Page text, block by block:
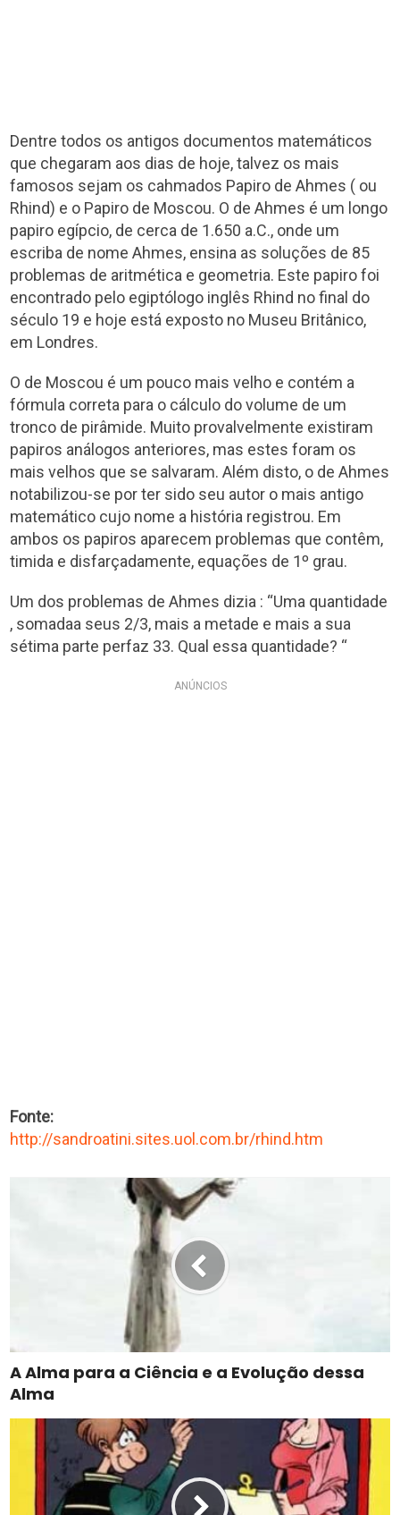
Dentre todos os antigos documentos matemáticos
que chegaram aos dias de hoje, talvez os mais
famosos sejam os cahmados Papiro de Ahmes ( ou
Rhind) e o Papiro de Moscou. O de Ahmes é um longo
papiro egípcio, de cerca de 1.650 a.C., onde um
escriba de nome Ahmes, ensina as soluções de 85
problemas de aritmética e geometria. Este papiro foi
encontrado pelo egiptólogo inglês Rhind no final do
século 19 e hoje está exposto no Museu Britânico,
em Londres.
O de Moscou é um pouco mais velho e contém a
fórmula correta para o cálculo do volume de um
tronco de pirâmide. Muito provalvelmente existiram
papiros análogos anteriores, mas estes foram os
mais velhos que se salvaram. Além disto, o de Ahmes
notabilizou-se por ter sido seu autor o mais antigo
matemático cujo nome a história registrou. Em
ambos os papiros aparecem problemas que contêm,
timida e disfarçadamente, equações de 1º grau.
Um dos problemas de Ahmes dizia : “Uma quantidade
, somadaa seus 2/3, mais a metade e mais a sua
sétima parte perfaz 33. Qual essa quantidade? “
ANÚNCIOS
Fonte:
http://sandroatini.sites.uol.com.br/rhind.htm
A Alma para a Ciência e a Evolução dessa
Alma